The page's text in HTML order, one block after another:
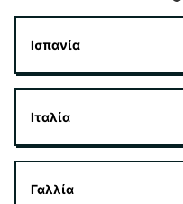
Ισπανία
Ιταλία
Γαλλία